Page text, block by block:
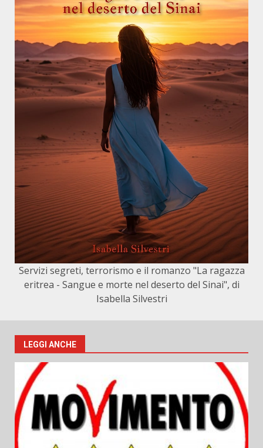
Servizi segreti, terrorismo e il romanzo "La ragazza
eritrea - Sangue e morte nel deserto del Sinai", di
Isabella Silvestri
LEGGI ANCHE